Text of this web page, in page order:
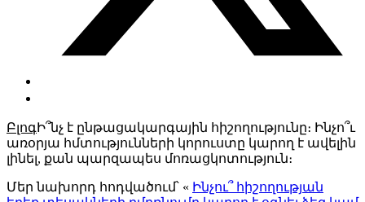
ԲլոգԻ՞նչ է ընթացակարգային հիշողությունը։ Ինչո՞ւ
առօրյա հմտությունների կորուստը կարող է ավելին
լինել, քան պարզապես մոռացկոտություն։
Մեր նախորդ հոդվածում՝ « Ինչու՞ հիշողության